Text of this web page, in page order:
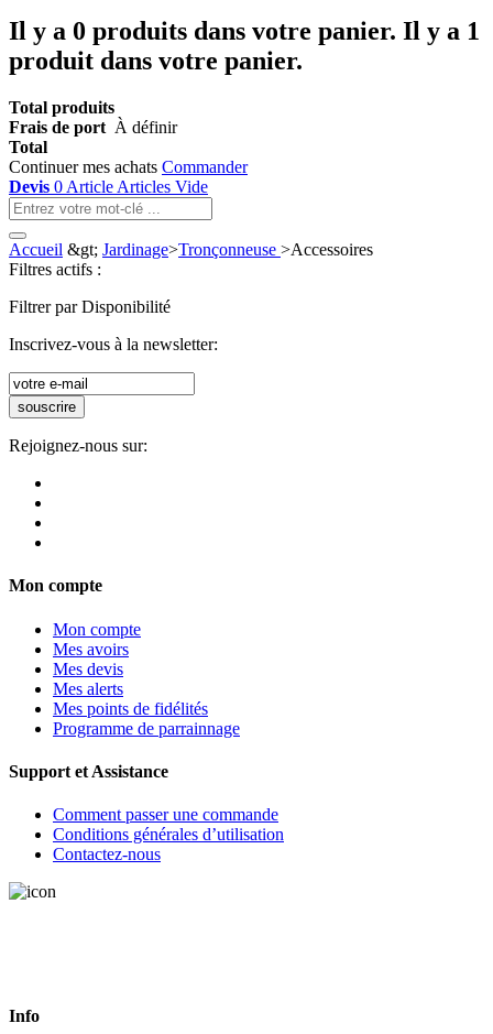
Il y a 0 produits dans votre panier. Il y a 1
produit dans votre panier.
Total produits
Frais de port À définir
Total
Continuer mes achats Commander
Devis 0 Article Articles Vide
Accueil &gt; Jardinage>Tronçonneuse >Accessoires
Filtres actifs :
Filtrer par Disponibilité
Inscrivez-vous à la newsletter:
souscrire
Rejoignez-nous sur:
Mon compte
Mon compte
Mes avoirs
Mes devis
Mes alerts
Mes points de fidélités
Programme de parrainnage
Support et Assistance
Comment passer une commande
Conditions générales d’utilisation
Contactez-nous
Info